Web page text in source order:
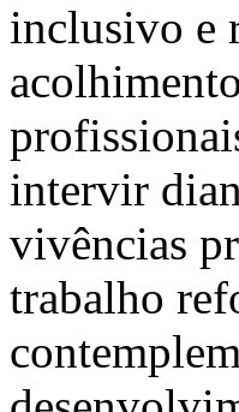
inclusivo e
intervir
vivências
trabalho